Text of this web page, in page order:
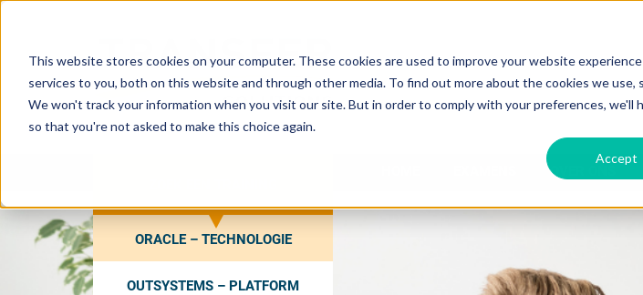
This website stores cookies on your computer. These cookies are used to improve your website
services to you, both on this website and through other media. To find out more about the cookies we use,
We won't track your information when you visit our site. But in order to comply with your preferences, we'll
so that you're not asked to make this choice again.
Accept
ORACLE – TECHNOLOGIE
OUTSYSTEMS – PLATFORM
OVER ONS